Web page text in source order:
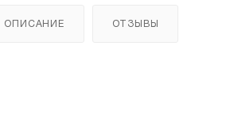
ОПИСАНИЕ ОТЗЫВЫ